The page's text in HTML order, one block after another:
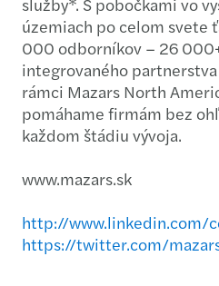
územiach po celom svete
000 odborníkov – 26
integrovaného
rámci Mazars North
pomáhame firmám bez
každom štádiu vývoja.
www.mazars.sk
http://www.linkedin.com/
https://twitter.com/